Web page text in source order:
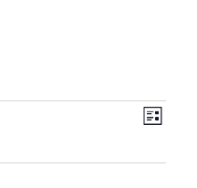
Liste